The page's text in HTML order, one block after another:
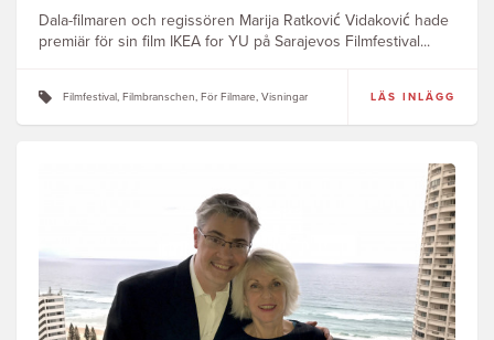
Dala-filmaren och regissören Marija Ratković Vidaković hade
premiär för sin film IKEA for YU på Sarajevos Filmfestival...
Filmfestival, Filmbranschen, För Filmare, Visningar LÄS INLÄGG